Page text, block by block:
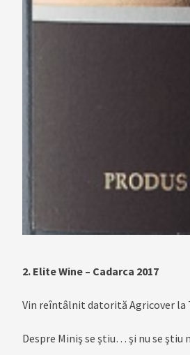
2. Elite Wine – Cadarca 2017
Vin reîntâlnit datorită Agricover la
Despre Miniş se ştiu… şi nu se ştiu